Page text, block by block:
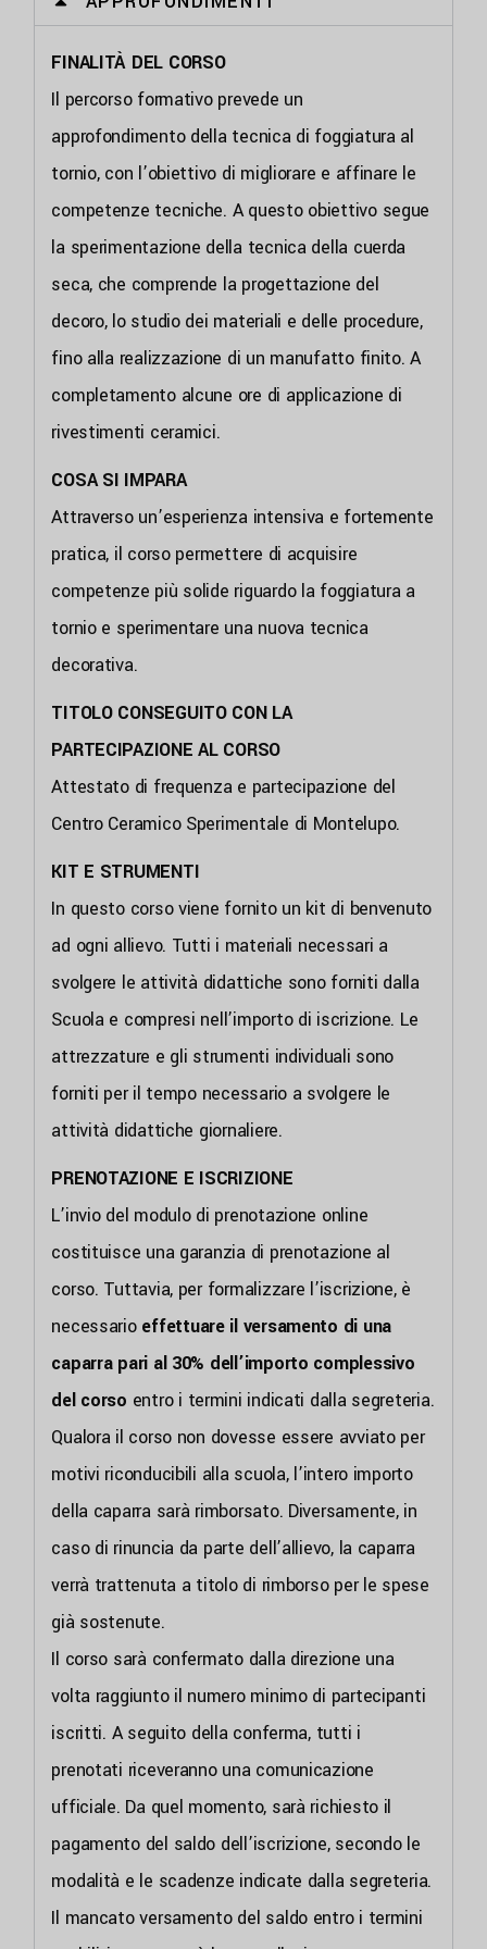
FINALITÀ DEL CORSO
Il percorso formativo prevede un
approfondimento della tecnica di foggiatura al
tornio, con l’obiettivo di migliorare e affinare le
competenze tecniche. A questo obiettivo segue
la sperimentazione della tecnica della cuerda
seca, che comprende la progettazione del
decoro, lo studio dei materiali e delle procedure,
fino alla realizzazione di un manufatto finito. A
completamento alcune ore di applicazione di
rivestimenti ceramici.
COSA SI IMPARA
Attraverso un’esperienza intensiva e fortemente
pratica, il corso permettere di acquisire
competenze più solide riguardo la foggiatura a
tornio e sperimentare una nuova tecnica
decorativa.
TITOLO CONSEGUITO CON LA
PARTECIPAZIONE AL CORSO
Attestato di frequenza e partecipazione del
Centro Ceramico Sperimentale di Montelupo.
KIT E STRUMENTI
In questo corso viene fornito un kit di benvenuto
ad ogni allievo. Tutti i materiali necessari a
svolgere le attività didattiche sono forniti dalla
Scuola e compresi nell’importo di iscrizione. Le
attrezzature e gli strumenti individuali sono
forniti per il tempo necessario a svolgere le
attività didattiche giornaliere.
PRENOTAZIONE E ISCRIZIONE
L’invio del modulo di prenotazione online
costituisce una garanzia di prenotazione al
corso. Tuttavia, per formalizzare l’iscrizione, è
necessario effettuare il versamento di una
caparra pari al 30% dell’importo complessivo
del corso entro i termini indicati dalla segreteria.
Qualora il corso non dovesse essere avviato per
motivi riconducibili alla scuola, l’intero importo
della caparra sarà rimborsato. Diversamente, in
caso di rinuncia da parte dell’allievo, la caparra
verrà trattenuta a titolo di rimborso per le spese
già sostenute.
Il corso sarà confermato dalla direzione una
volta raggiunto il numero minimo di partecipanti
iscritti. A seguito della conferma, tutti i
prenotati riceveranno una comunicazione
ufficiale. Da quel momento, sarà richiesto il
pagamento del saldo dell’iscrizione, secondo le
modalità e le scadenze indicate dalla segreteria.
Il mancato versamento del saldo entro i termini